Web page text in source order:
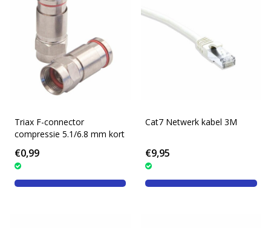
Triax F-connector
compressie 5.1/6.8 mm kort
€0,99
Cat7 Netwerk kabel 3M
€9,95